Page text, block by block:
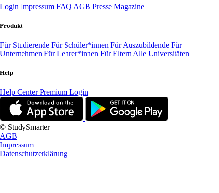
Login Impressum FAQ AGB Presse Magazine
Produkt
Für Studierende Für Schüler*innen Für Auszubildende Für
Unternehmen Für Lehrer*innen Für Eltern Alle Universitäten
Help
Help CenterPremium Login
© StudySmarter
AGB
Impressum
Datenschutzerklärung